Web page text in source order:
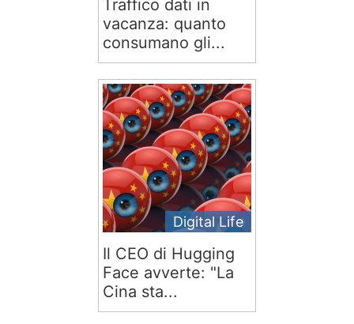
Traffico dati in
vacanza: quanto
consumano gli...
Digital Life
Il CEO di Hugging
Face avverte: "La
Cina sta...